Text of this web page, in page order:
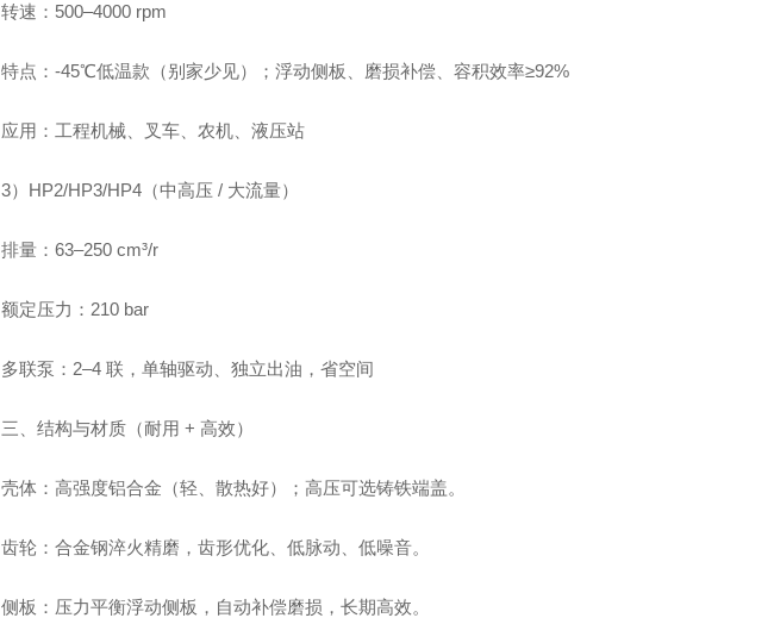
转速：500–4000 rpm
特点：-45℃低温款（别家少见）；浮动侧板、磨损补偿、容积效率≥92%
应用：工程机械、叉车、农机、液压站
3）HP2/HP3/HP4（中高压 / 大流量）
排量：63–250 cm³/r
额定压力：210 bar
多联泵：2–4 联，单轴驱动、独立出油，省空间
三、结构与材质（耐用 + 高效）
壳体：高强度铝合金（轻、散热好）；高压可选铸铁端盖。
齿轮：合金钢淬火精磨，齿形优化、低脉动、低噪音。
侧板：压力平衡浮动侧板，自动补偿磨损，长期高效。